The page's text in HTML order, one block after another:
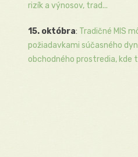
rizík a výnosov, trad...
15. októbra: Tradičné MIS
požiadavkami súčasného
obchodného prostredia, kde